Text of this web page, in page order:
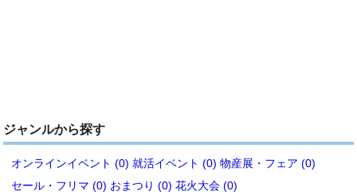
ジャンルから探す
オンラインイベント (0) 就活イベント (0) 物産展・フェア (0)
セール・フリマ (0) おまつり (0) 花火大会 (0)